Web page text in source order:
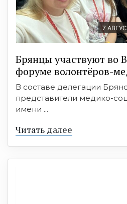
7
Брянцы участвуют во
форуме волонтёров-
В составе делегации
представители медико-
имени ...
Читать далее